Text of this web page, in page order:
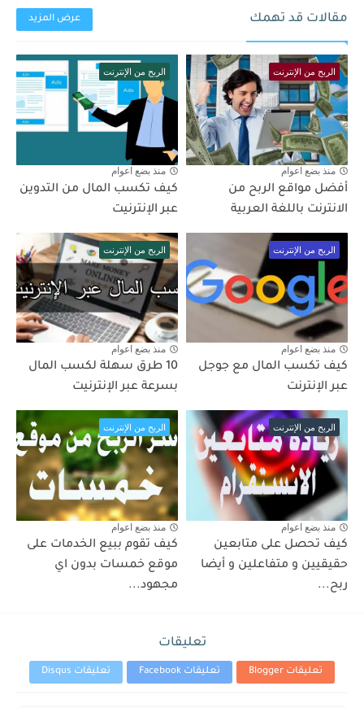
مقالات قد تهمك عرض المزيد
الربح من الإنترنت
منذ بضع اعوام
أفضل مواقع الربح من
الانترنت باللغة العربية
الربح من الإنترنت
منذ بضع اعوام
كيف تكسب المال من التدوين
عبر الإنترنيت
الربح من الإنترنت
منذ بضع اعوام
كيف تكسب المال مع جوجل
عبر الإنترنت
الربح من الإنترنت
منذ بضع اعوام
10 طرق سهلة لكسب المال
بسرعة عبر الإنترنيت
الربح من الإنترنت
منذ بضع اعوام
كيف تحصل على متابعين
حقيقيين و متفاعلين و أيضا
ربح...
الربح من الإنترنت
منذ بضع اعوام
كيف تقوم ببيع الخدمات على
موقع خمسات بدون اي
مجهود...
تعليقات
تعليقات Blogger تعليقات Facebook تعليقات Disqus